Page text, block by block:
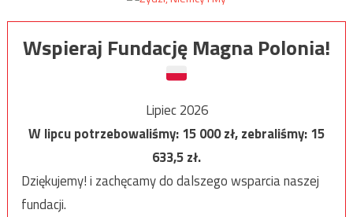
Wspieraj Fundację Magna Polonia!
Lipiec 2026
W lipcu potrzebowaliśmy:15 000zł, zebraliśmy:15
633,5zł.
Dziękujemy! i zachęcamy do dalszego wsparcia naszej
fundacji.